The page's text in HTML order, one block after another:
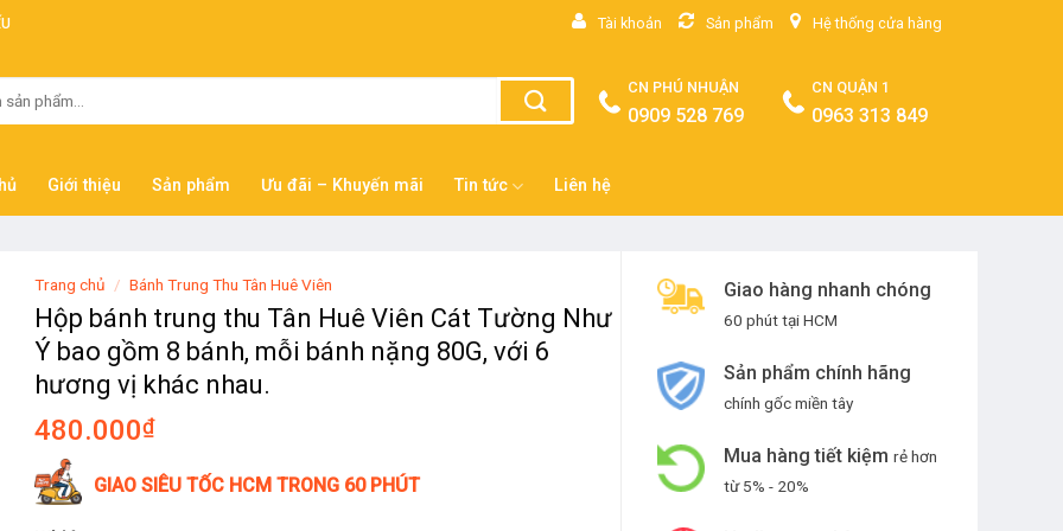
Tài khoản Sản phẩm Hệ thống cửa hàng
CN PHÚ NHUẬN
0909 528 769
CN QUẬN 1
0963 313 849
Giới thiệu Sản phẩm Ưu đãi – Khuyến mãi Tin tức Liên hệ
Giao hàng nhanh chóng
60 phút tại HCM
Sản phẩm chính hãng
chính gốc miền tây
Mua hàng tiết kiệm rẻ hơn
từ 5% - 20%
Trang chủ / Bánh Trung Thu Tân Huê Viên
Hộp bánh trung thu Tân Huê Viên Cát Tường Như
Ý bao gồm 8 bánh, mỗi bánh nặng 80G, với 6
hương vị khác nhau.
480.000₫
GIAO SIÊU TỐC HCM TRONG 60 PHÚT